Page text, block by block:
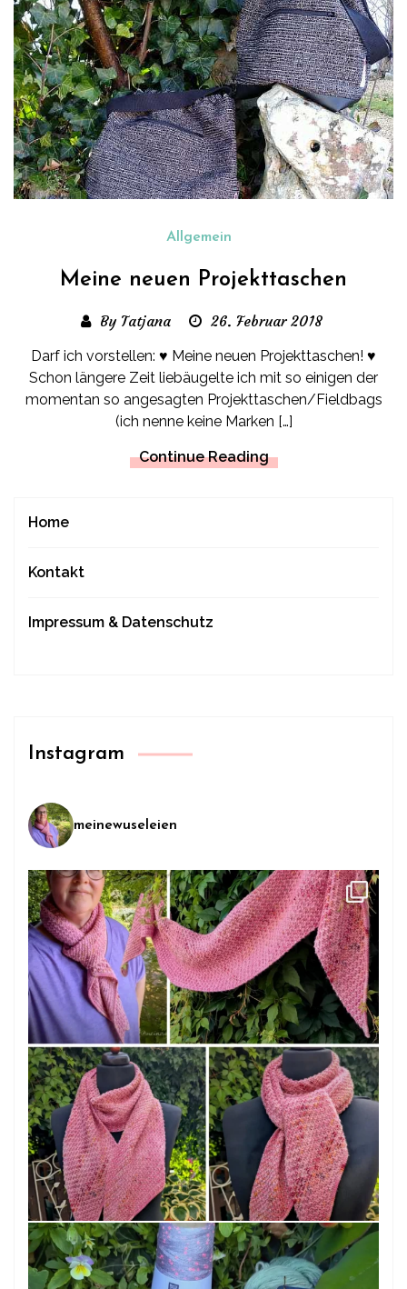
Allgemein
Meine neuen Projekttaschen
By Tatjana 26. Februar 2018
Darf ich vorstellen: ♥ Meine neuen Projekttaschen! ♥
Schon längere Zeit liebäugelte ich mit so einigen der
momentan so angesagten Projekttaschen/Fieldbags
(ich nenne keine Marken […]
Continue Reading
Home
Kontakt
Impressum & Datenschutz
Instagram
meinewuseleien